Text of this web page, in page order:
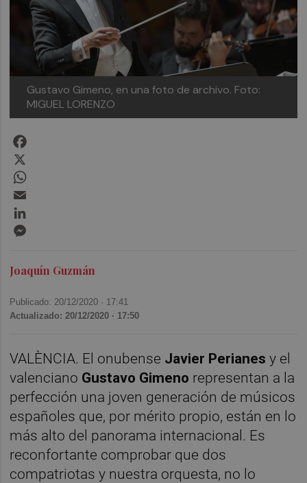
Gustavo Gimeno, en una foto de archivo. Foto:
MIGUEL LORENZO
Joaquín Guzmán
Publicado: 20/12/2020 · 17:41
Actualizado: 20/12/2020 · 17:50
VALÈNCIA. El onubense Javier Perianes y el
valenciano Gustavo Gimeno representan a la
perfección una joven generación de músicos
españoles que, por mérito propio, están en lo
más alto del panorama internacional. Es
reconfortante comprobar que dos
compatriotas y nuestra orquesta, no lo